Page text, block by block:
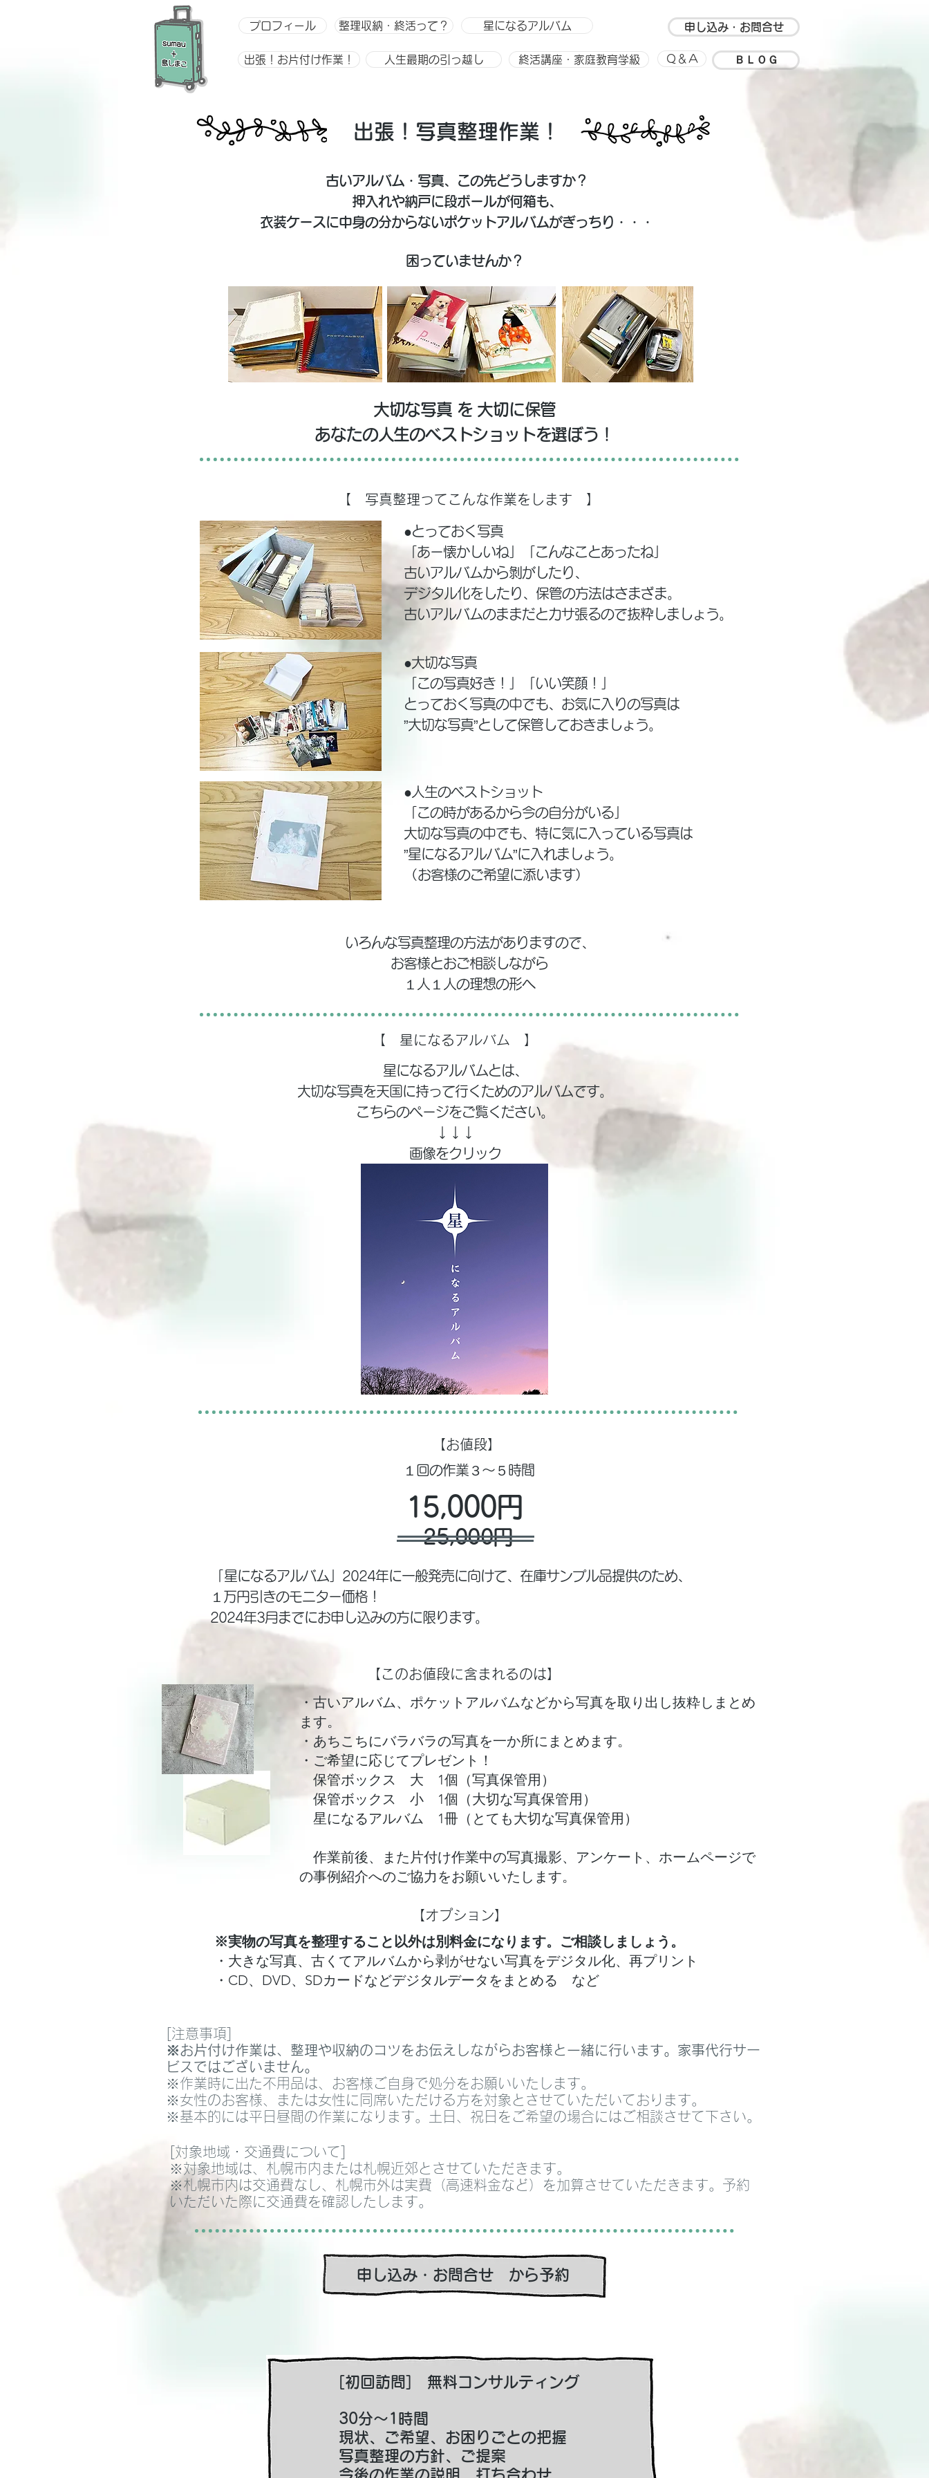
プロフィール 整理収納・終活って？ 星になるアルバム
出張！お片付け作業！ 人生最期の引っ越し 終活講座・家庭教育学級
申し込み・お問合せ
Ｑ＆Ａ ＢＬＯＧ
​出張！写真整理作業！
古いアルバム・写真、この先どうしますか？
押入れや納戸に段ボールが何箱も、
​衣装ケースに中身の分からないポケットアルバムがぎっちり・・・
困っていませんか？
大切な写真 を 大切に保管
​あなたの人生のベストショットを選ぼう！
【 写真整理ってこんな作業をします 】
●とっておく写真
「あー懐かしいね」「こんなことあったね」
古いアルバムから剝がしたり、
​デジタル化をしたり、保管の方法はさまざま。
古いアルバムのままだとカサ張るので抜粋しましょう。
●大切な写真
「この写真好き！」「いい笑顔！」
とっておく写真の中でも、お気に入りの写真は
​”大切な写真”として保管しておきましょう。
●人生のベストショット
「この時があるから今の自分がいる」
大切な写真の中でも、特に気に入っている写真は
”星になるアルバム”に入れましょう。
​（お客様のご希望に添います）
いろんな写真整理の方法がありますので、
お客様とおご相談しながら
​１人１人の理想の形へ
【 星になるアルバム 】
星になるアルバムとは、
大切な写真を天国に持って行くためのアルバムです。
​こちらのページをご覧ください。
↓↓↓
​画像をクリック
【お値段】
​１回の作業３～５時間
25,000円
15,000円
​「星になるアルバム」2024年に一般発売に向けて、在庫サンプル品提供のため、
１万円引きのモニター価格！
​2024年3月までにお申し込みの方に限ります。
【このお値段に含まれるのは】
・古いアルバム、ポケットアルバムなどから写真を取り出し抜粋しまとめ
ます。
・あちこちにバラバラの写真を一か所にまとめます。
・ご希望に応じてプレゼント！
保管ボックス 大 1個（写真保管用）
保管ボックス 小 1個（大切な写真保管用）
星になるアルバム 1冊（とても大切な写真保管用）
作業前後、また片付け作業中の写真撮影、アンケート、ホームページで
の事例紹介へのご協力をお願いいたします。
【オプション】
※実物の写真を整理すること以外は別料金になります。ご相談しましょう。
・大きな写真、古くてアルバムから剥がせない写真をデジタル化、再プリント
・CD、DVD、SDカードなどデジタルデータをまとめる など
[注意事項]
※お片付け作業は、整理や収納のコツをお伝えしながらお客様と一緒に行います。家事代行サー
ビスではございません。
※作業時に出た不用品は、お客様ご自身で処分をお願いいたします。
※女性のお客様、または女性に同席いただける方を対象とさせていただいております。
※基本的には平日昼間の作業になります。 土日、祝日をご希望の場合にはご相談させて下さい。
[対象地域・交通費について]
※対象地域は、札幌市内または札幌近郊とさせていただきます。
※札幌市内は交通費なし、札幌市外は実費（高速料金など）を加算させていただきます。予約
いただいた際に交通費を確認したします。
申し込み・お問合せ から予約
[初回訪問] 無料コンサルティング
​30分～1時間
現状、ご希望、お困りごとの把握
写真整理の方針、ご提案
​今後の作業の説明、打ち合わせ